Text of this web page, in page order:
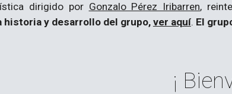
dirigido por Gonzalo Pérez Iribarren,
historia y desarrollo del grupo, ver aquí. El
¡